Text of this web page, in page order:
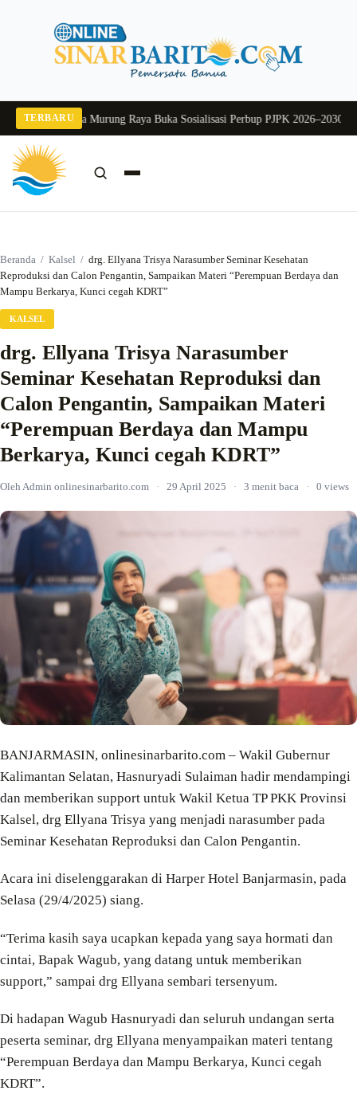
TERBARU
Pj Sekda Murung Raya Buka Sosialisasi Perbup PJPK 2026–2030Dukung
Beranda / Kalsel / drg. Ellyana Trisya Narasumber Seminar Kesehatan
Reproduksi dan Calon Pengantin, Sampaikan Materi “Perempuan Berdaya dan
Mampu Berkarya, Kunci cegah KDRT”
KALSEL
drg. Ellyana Trisya Narasumber
Seminar Kesehatan Reproduksi dan
Calon Pengantin, Sampaikan Materi
“Perempuan Berdaya dan Mampu
Berkarya, Kunci cegah KDRT”
Oleh Admin onlinesinarbarito.com · 29 April 2025 · 3 menit baca · 0 views
BANJARMASIN, onlinesinarbarito.com – Wakil Gubernur
Kalimantan Selatan, Hasnuryadi Sulaiman hadir mendampingi
dan memberikan support untuk Wakil Ketua TP PKK Provinsi
Kalsel, drg Ellyana Trisya yang menjadi narasumber pada
Seminar Kesehatan Reproduksi dan Calon Pengantin.
Acara ini diselenggarakan di Harper Hotel Banjarmasin, pada
Selasa (29/4/2025) siang.
“Terima kasih saya ucapkan kepada yang saya hormati dan
cintai, Bapak Wagub, yang datang untuk memberikan
support,” sampai drg Ellyana sembari tersenyum.
Di hadapan Wagub Hasnuryadi dan seluruh undangan serta
peserta seminar, drg Ellyana menyampaikan materi tentang
“Perempuan Berdaya dan Mampu Berkarya, Kunci cegah
KDRT”.